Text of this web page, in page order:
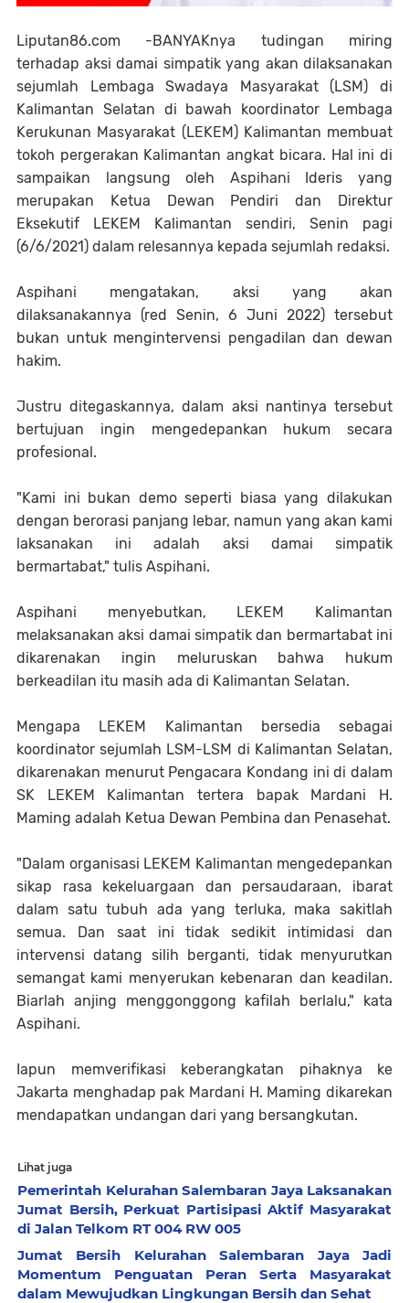
Liputan86.com -BANYAKnya tudingan miring
terhadap aksi damai simpatik yang akan dilaksanakan
sejumlah Lembaga Swadaya Masyarakat (LSM) di
Kalimantan Selatan di bawah koordinator Lembaga
Kerukunan Masyarakat (LEKEM) Kalimantan membuat
tokoh pergerakan Kalimantan angkat bicara. Hal ini di
sampaikan langsung oleh Aspihani Ideris yang
merupakan Ketua Dewan Pendiri dan Direktur
Eksekutif LEKEM Kalimantan sendiri, Senin pagi
(6/6/2021) dalam relesannya kepada sejumlah redaksi.
Aspihani mengatakan, aksi yang akan
dilaksanakannya (red Senin, 6 Juni 2022) tersebut
bukan untuk mengintervensi pengadilan dan dewan
hakim.
Justru ditegaskannya, dalam aksi nantinya tersebut
bertujuan ingin mengedepankan hukum secara
profesional.
"Kami ini bukan demo seperti biasa yang dilakukan
dengan berorasi panjang lebar, namun yang akan kami
laksanakan ini adalah aksi damai simpatik
bermartabat," tulis Aspihani.
Aspihani menyebutkan, LEKEM Kalimantan
melaksanakan aksi damai simpatik dan bermartabat ini
dikarenakan ingin meluruskan bahwa hukum
berkeadilan itu masih ada di Kalimantan Selatan.
Mengapa LEKEM Kalimantan bersedia sebagai
koordinator sejumlah LSM-LSM di Kalimantan Selatan,
dikarenakan menurut Pengacara Kondang ini di dalam
SK LEKEM Kalimantan tertera bapak Mardani H.
Maming adalah Ketua Dewan Pembina dan Penasehat.
"Dalam organisasi LEKEM Kalimantan mengedepankan
sikap rasa kekeluargaan dan persaudaraan, ibarat
dalam satu tubuh ada yang terluka, maka sakitlah
semua. Dan saat ini tidak sedikit intimidasi dan
intervensi datang silih berganti, tidak menyurutkan
semangat kami menyerukan kebenaran dan keadilan.
Biarlah anjing menggonggong kafilah berlalu," kata
Aspihani.
Iapun memverifikasi keberangkatan pihaknya ke
Jakarta menghadap pak Mardani H. Maming dikarekan
mendapatkan undangan dari yang bersangkutan.
Lihat juga
Pemerintah Kelurahan Salembaran Jaya Laksanakan
Jumat Bersih, Perkuat Partisipasi Aktif Masyarakat
di Jalan Telkom RT 004 RW 005
Jumat Bersih Kelurahan Salembaran Jaya Jadi
Momentum Penguatan Peran Serta Masyarakat
dalam Mewujudkan Lingkungan Bersih dan Sehat